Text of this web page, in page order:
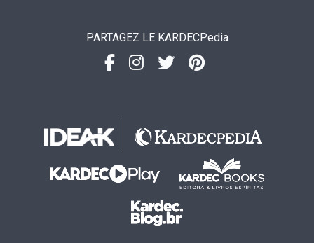
PARTAGEZ LE KARDECPedia